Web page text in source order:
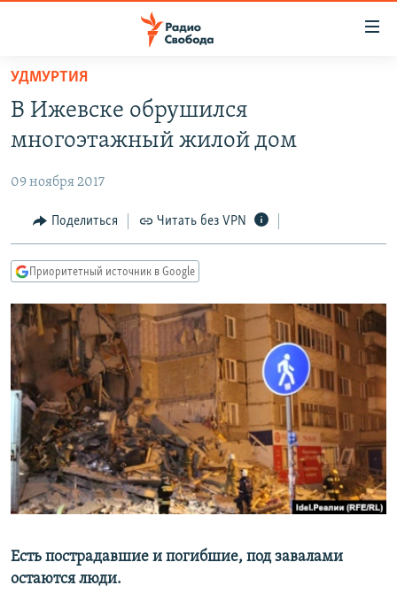
упрощенного
доступа
основному
Вернутся
главной
навигации
Вернутся
поиску
ЦИТАТЫ СВОБОДЫ
МНЕНИЯ
IDEL.РЕАЛИИ
КАВКАЗ.РЕАЛИИ
СЕВЕР.РЕАЛИИ
СИБИРЬ.РЕАЛИИ
РАСПИСАНИЕ ВЕЩАНИЯ
ПОДПИШИТЕСЬ НА РАССЫЛКУ
СОЦИАЛЬНЫЕ СЕТИ
УДМУРТИЯ
В Ижевске обрушился
многоэтажный жилой дом
09 ноября 2017
Поделиться Читать без VPN
Приоритетный источник в Google
Есть пострадавшие и погибшие, под завалами
остаются люди.